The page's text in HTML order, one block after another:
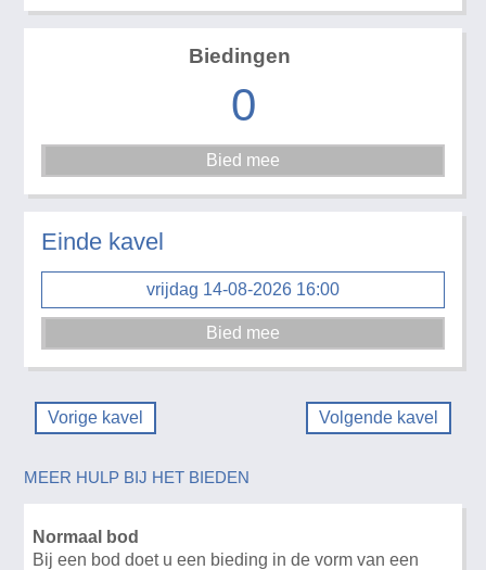
Biedingen
0
Einde kavel
vrijdag 14-08-2026 16:00
Vorige kavel Volgende kavel
MEER HULP BIJ HET BIEDEN
Normaal bod
Bij een bod doet u een bieding in de vorm van een